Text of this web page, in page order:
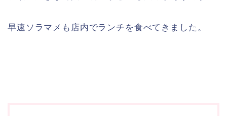
早速ソラマメも店内でランチを食べてきました。